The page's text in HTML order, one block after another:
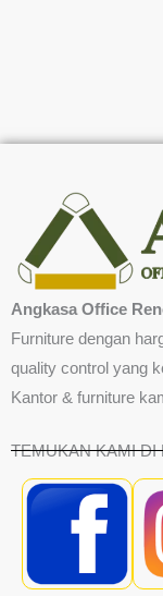
Angkasa Office
Furniture dengan
quality control yang
Kantor & furniture
TEMUKAN KAMI DI